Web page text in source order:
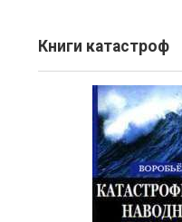
Книги катастроф